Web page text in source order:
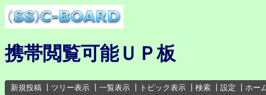
携帯閲覧可能ＵＰ板
新規投稿 ツリー表示 一覧表示 トピック表示 検索 設定 ホー